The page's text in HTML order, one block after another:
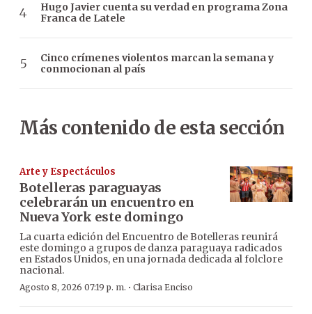
Hugo Javier cuenta su verdad en programa Zona
Franca de Latele
Cinco crímenes violentos marcan la semana y
conmocionan al país
Más contenido de esta sección
Arte y Espectáculos
Botelleras paraguayas
celebrarán un encuentro en
Nueva York este domingo
La cuarta edición del Encuentro de Botelleras reunirá
este domingo a grupos de danza paraguaya radicados
en Estados Unidos, en una jornada dedicada al folclore
nacional.
Agosto 8, 2026 07:19 p. m. · Clarisa Enciso